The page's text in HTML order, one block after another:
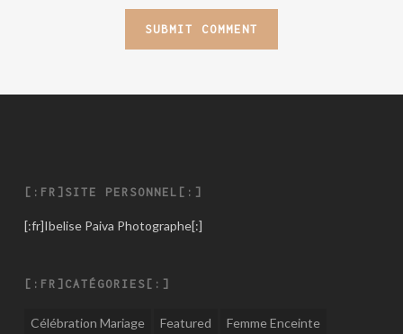
[:FR]SITE PERSONNEL[:]
[:fr]Ibelise Paiva Photographe[:]
[:FR]CATÉGORIES[:]
Célébration Mariage Featured Femme Enceinte